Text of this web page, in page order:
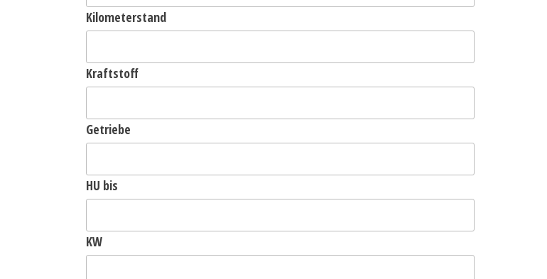
Kilometerstand
Kraftstoff
Getriebe
HU bis
KW